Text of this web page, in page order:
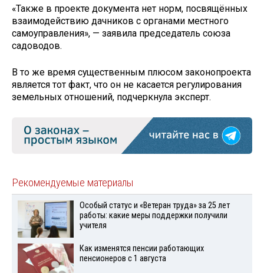
«Также в проекте документа нет норм, посвящённых
взаимодействию дачников с органами местного
самоуправления», — заявила председатель союза
садоводов.
В то же время существенным плюсом законопроекта
является тот факт, что он не касается регулирования
земельных отношений, подчеркнула эксперт.
Рекомендуемые материалы
Особый статус и «Ветеран труда» за 25 лет
работы: какие меры поддержки получили
учителя
Как изменятся пенсии работающих
пенсионеров с 1 августа